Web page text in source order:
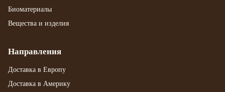
Биоматериалы
Вещества и изделия
Направления
Доставка в Европу
Доставка в Америку